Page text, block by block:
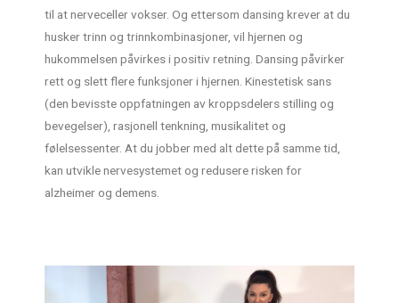
til at nerveceller vokser. Og ettersom dansing krever at du
husker trinn og trinnkombinasjoner, vil hjernen og
hukommelsen påvirkes i positiv retning. Dansing påvirker
rett og slett flere funksjoner i hjernen. Kinestetisk sans
(den bevisste oppfatningen av kroppsdelers stilling og
bevegelser), rasjonell tenkning, musikalitet og
følelsessenter. At du jobber med alt dette på samme tid,
kan utvikle nervesystemet og redusere risken for
alzheimer og demens.